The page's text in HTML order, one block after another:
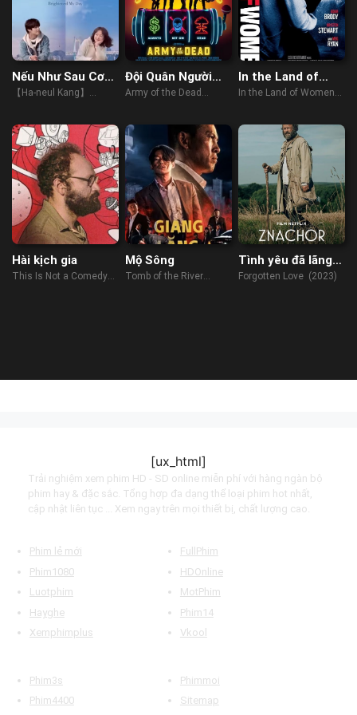
Nếu Như Sau Cơn
Mưa
【Ha-neul Kang】
Đội Quân Người
Chết
Army of the Dead
In the Land of
Women
In the Land of Women
Hài kịch gia
This Is Not a Comedy
Mộ Sông
Tomb of the River
Tình yêu đã lãng
quên
Forgotten Love (2023)